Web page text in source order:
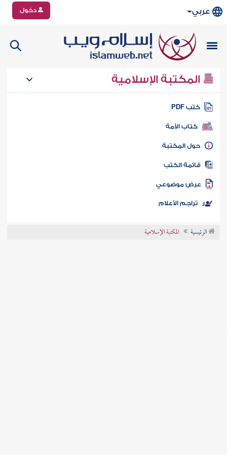
عربي دخول
المكتبة الإسلامية
كتب PDF
كتاب الأمة
المكتبة
الكتب
موضوعي
تراجم الأعلام
الرئيسية المكتبة الإسلامية